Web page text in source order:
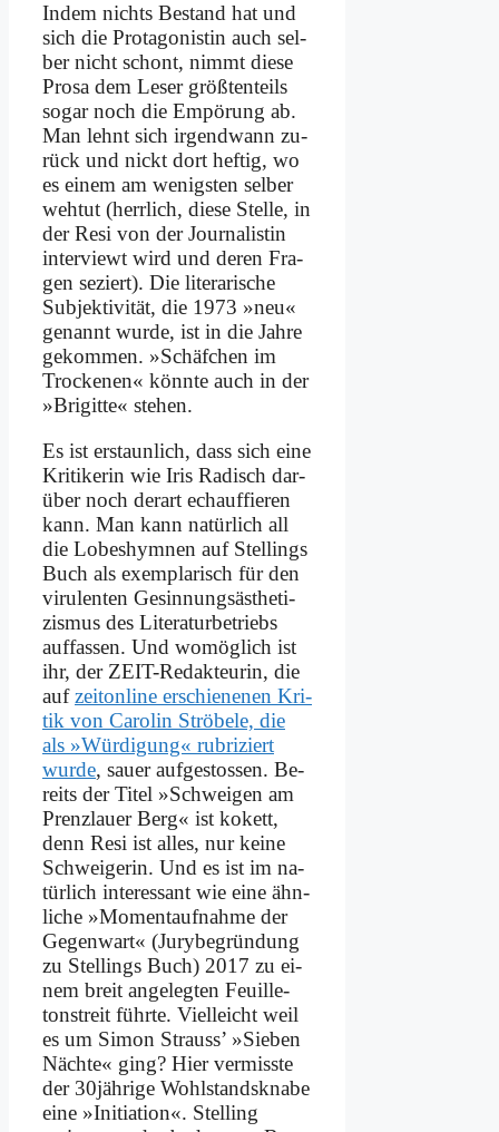
In­dem nichts Be­stand hat und
sich die Prot­ago­ni­stin auch sel­
ber nicht schont, nimmt die­se
Pro­sa dem Le­ser größ­ten­teils
so­gar noch die Em­pö­rung ab.
Man lehnt sich ir­gend­wann zu­
rück und nickt dort hef­tig, wo
es ei­nem am we­nig­sten sel­ber
weh­tut (herr­lich, die­se Stel­le, in
der Re­si von der Jour­na­li­stin
in­ter­viewt wird und de­ren Fra­
gen se­ziert). Die li­te­ra­ri­sche
Sub­jek­ti­vi­tät, die 1973 »neu«
ge­nannt wur­de, ist in die Jah­re
ge­kom­men. »Schäf­chen im
Trocke­nen« könn­te auch in der
»Bri­git­te« ste­hen.
Es ist er­staun­lich, dass sich ei­ne
Kri­ti­ke­rin wie Iris Ra­disch dar­
über noch der­art echauf­fie­ren
kann. Man kann na­tür­lich all
die Lo­bes­hym­nen auf Stel­lings
Buch als ex­em­pla­risch für den
vi­ru­len­ten Ge­sin­nungs­äs­the­ti­
zis­mus des Li­te­ra­tur­be­triebs
auf­fas­sen. Und wo­mög­lich ist
ihr, der ZEIT-Re­dak­teu­rin, die
aufzeit­on­line er­schie­ne­nen Kri­
tik von Ca­ro­lin Strö­be­le, die
als »Wür­di­gung« ru­bri­ziert
wur­de, sau­er auf­ge­sto­ssen. Be­
reits der Ti­tel »Schwei­gen am
Prenz­lau­er Berg« ist ko­kett,
denn Re­si ist al­les, nur kei­ne
Schwei­ge­rin. Und es ist im na­
tür­lich in­ter­es­sant wie ei­ne ähn­
li­che »Mo­ment­auf­nah­me der
Ge­gen­wart« (Ju­ry­be­grün­dung
zu Stel­lings Buch) 2017 zu ei­
nem breit an­ge­leg­ten Feuil­le­
ton­streit führ­te. Viel­leicht weil
es um Si­mon Strauss’ »Sie­ben
Näch­te« ging? Hier ver­miss­te
der 30jährige Wohl­stands­kna­be
ei­ne »In­itia­ti­on«. Stel­ling